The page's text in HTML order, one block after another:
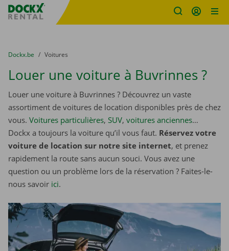
sitename
You are here:
du
Dockx.be to
Voitures
Louer une voiture à Buvrinnes ?
Louer une voiture à Buvrinnes ? Découvrez un vaste
assortiment de voitures de location disponibles près de chez
vous. Voitures particulières, SUV, voitures anciennes…
Dockx a toujours la voiture qu’il vous faut. Réservez votre
voiture de location sur notre site internet, et prenez
rapidement la route sans aucun souci. Vous avez une
question ou un problème lors de la réservation ? Faites-le-
nous savoir ici.